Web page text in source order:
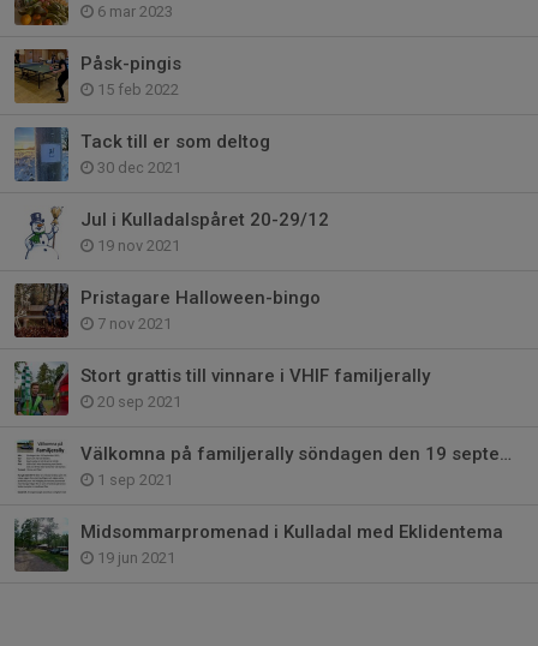
6 mar 2023
Påsk-pingis
15 feb 2022
Tack till er som deltog
30 dec 2021
Jul i Kulladalspåret 20-29/12
19 nov 2021
Pristagare Halloween-bingo
7 nov 2021
Stort grattis till vinnare i VHIF familjerally
20 sep 2021
Välkomna på familjerally söndagen den 19 september
1 sep 2021
Midsommarpromenad i Kulladal med Eklidentema
19 jun 2021